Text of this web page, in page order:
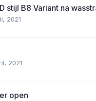
stijl B8 Variant na
2021
2021
open